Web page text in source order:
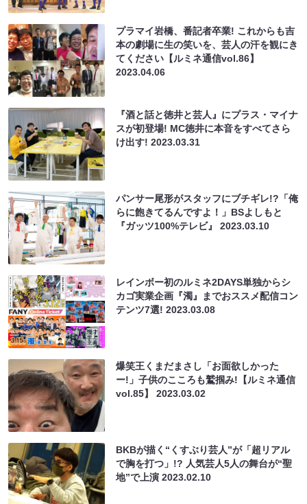
プラマイ岩橋、番記者卒業! これからも吉
本の劇場に生の笑いを、芸人の汗を観にき
てください【ルミネ通信vol.86】
2023.04.06
『酒と話と徳井と芸人』にプラス・マイナ
スが初登場! MC徳井に本音をすべてさら
け出す!2023.03.31
パンサー尾形がスタッフにブチギレ!?「俺
らに飽きてるんですよ！」BSよしもと
『ガッツ100%テレビ』2023.03.10
レインボー初のルミネ2DAYS単独からシ
カゴ実業企画『濁』までおススメ配信コン
テンツ7選!2023.03.08
爆笑王くまだまさし「お面欲しかった
ー!」子供のこころも鷲掴み!【ルミネ通信
vol.85】2023.03.02
BKBが描く“くすぶり芸人”が「超リアル
で胸を打つ」!? 人気芸人5人の舞台が“聖
地”で上演2023.02.10